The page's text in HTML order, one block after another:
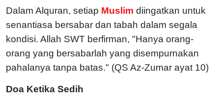
Dalam Alquran, setiap Muslim diingatkan untuk
senantiasa bersabar dan tabah dalam segala
kondisi. Allah SWT berfirman, "Hanya orang-
orang yang bersabarlah yang disempurnakan
pahalanya tanpa batas." (QS Az-Zumar ayat 10)
Doa Ketika Sedih